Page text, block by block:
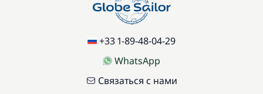
+33 1-89-48-04-29
WhatsApp
Связаться с нами